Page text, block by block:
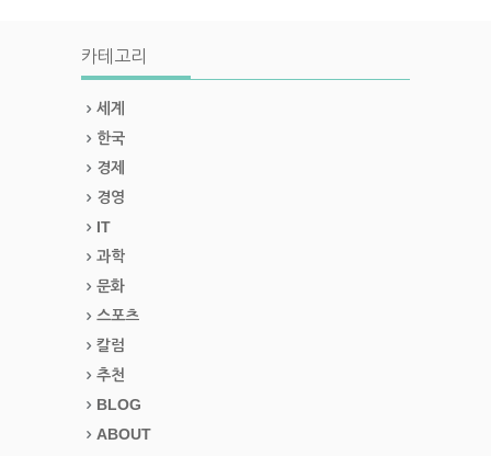
카테고리
세계
한국
경제
경영
IT
과학
문화
스포츠
칼럼
추천
BLOG
ABOUT